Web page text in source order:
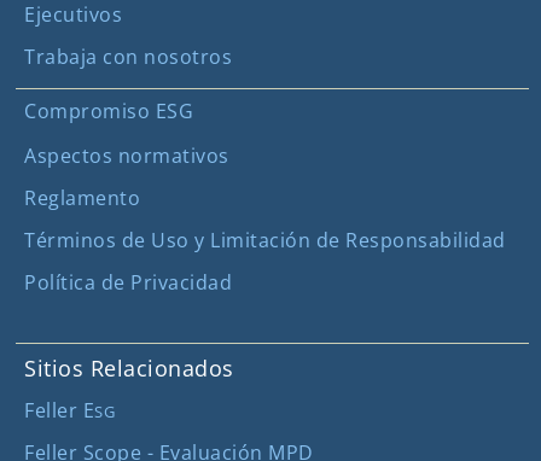
Ejecutivos
Trabaja con nosotros
Compromiso ESG
Aspectos normativos
Reglamento
Términos de Uso y Limitación de Responsabilidad
Política de Privacidad
Sitios Relacionados
Feller ESG
Feller Scope - Evaluación MPD